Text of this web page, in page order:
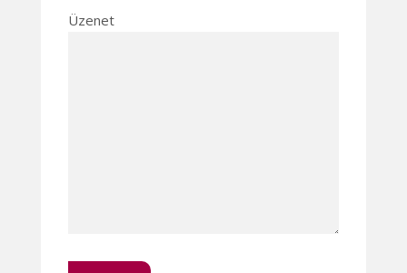
Üzenet